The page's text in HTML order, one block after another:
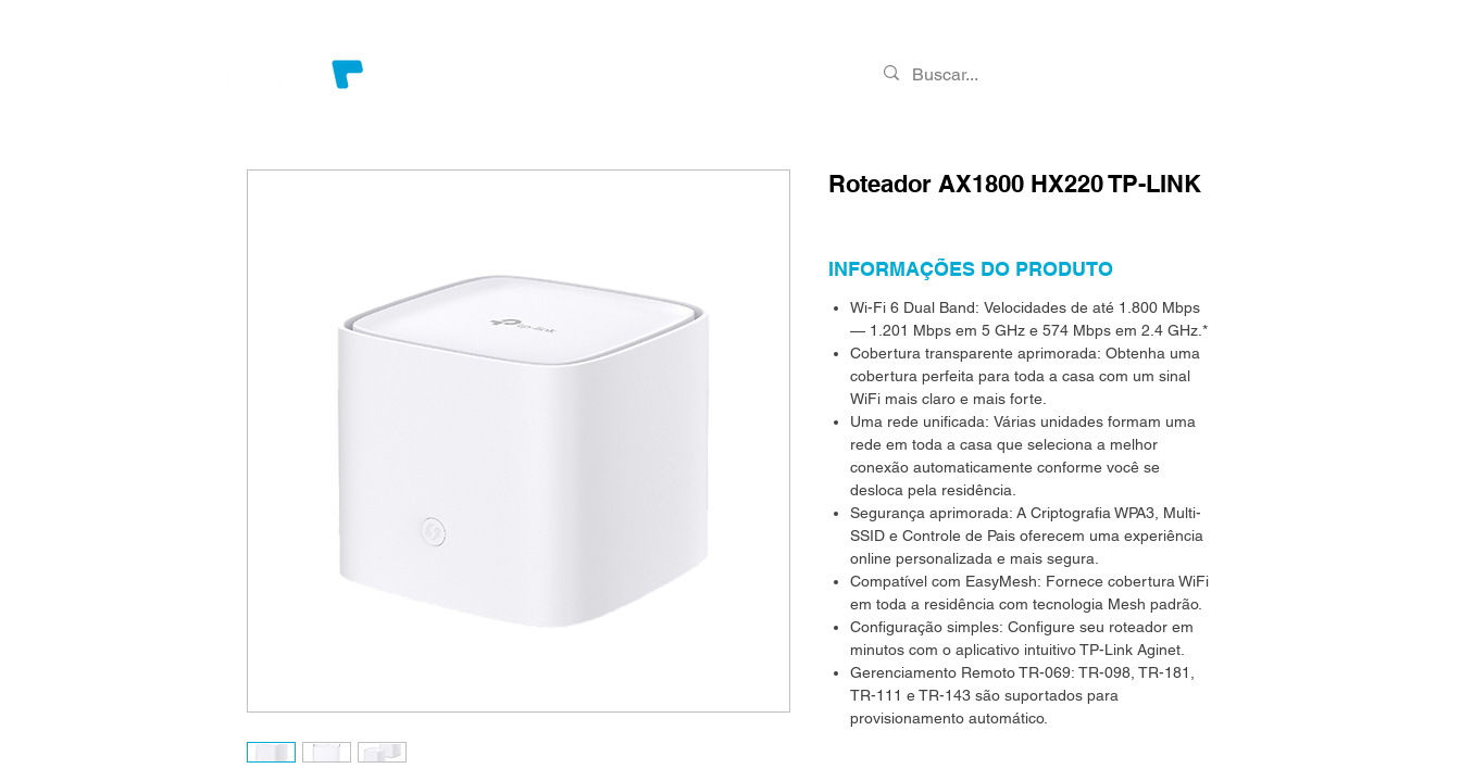
Roteador AX1800 HX220 TP-LINK
INFORMAÇÕES DO PRODUTO
Wi-Fi 6 Dual Band: Velocidades de até 1.800 Mbps
— 1.201 Mbps em 5 GHz e 574 Mbps em 2.4 GHz.*
Cobertura transparente aprimorada: Obtenha uma
cobertura perfeita para toda a casa com um sinal
WiFi mais claro e mais forte.
Uma rede unificada: Várias unidades formam uma
rede em toda a casa que seleciona a melhor
conexão automaticamente conforme você se
desloca pela residência.
Segurança aprimorada: A Criptografia WPA3, Multi-
SSID e Controle de Pais oferecem uma experiência
online personalizada e mais segura.
Compatível com EasyMesh: Fornece cobertura WiFi
em toda a residência com tecnologia Mesh padrão.
Configuração simples: Configure seu roteador em
minutos com o aplicativo intuitivo TP-Link Aginet.
Gerenciamento Remoto TR-069: TR-098, TR-181,
TR-111 e TR-143 são suportados para
provisionamento automático.